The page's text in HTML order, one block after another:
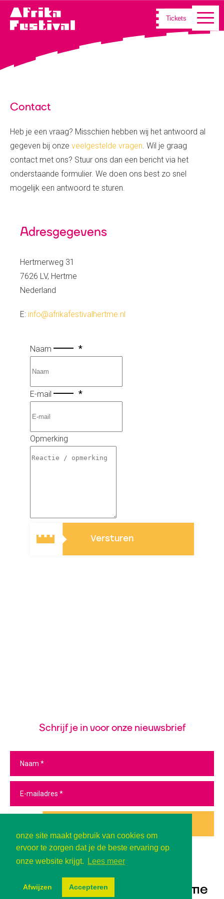
onze site maakt gebruik van cookies om
ervoor te zorgen dat je de beste ervaring op
onze website krijgt.
Lees meer
Afwijzen Accepteren
Tickets
Contact
Heb je een vraag? Misschien hebben wij het antwoord al
gegeven bij onze veelgestelde vragen. Wil je graag
contact met ons? Stuur ons dan een bericht via het
onderstaande formulier. We doen ons best zo snel
mogelijk een antwoord te sturen.
Adresgegevens
Hertmerweg 31
7626 LV, Hertme
Nederland
E: info@afrikafestivalhertme.nl
Naam *
E-mail *
Opmerking
Versturen
Schrijf je in voor onze nieuwsbrief